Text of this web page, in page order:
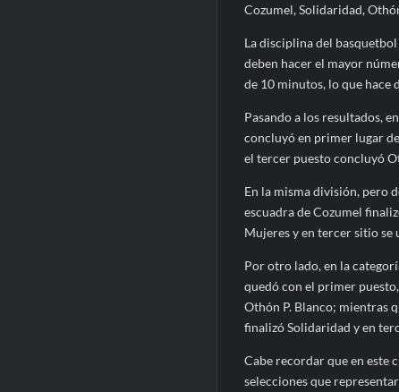
Cozumel, Solidaridad,
La disciplina del
deben hacer el mayor
de 10 minutos, lo que hace
Pasando a los resultados,
concluyó en primer lugar
el tercer puesto concluyó
En la misma división, pero
escuadra de Cozumel
Mujeres y en tercer sitio se
Por otro lado, en la
quedó con el primer
Othón P. Blanco; mientras
finalizó Solidaridad y en
Cabe recordar que en este
selecciones que